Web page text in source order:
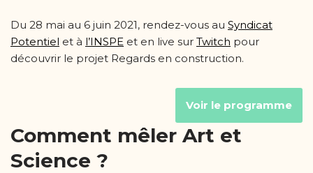
Du 28 mai au 6 juin 2021, rendez-vous au Syndicat
Potentiel et à l’INSPE et en live sur Twitch pour
découvrir le projet Regards en construction.
Voir le programme
Comment mêler Art et
Science ?